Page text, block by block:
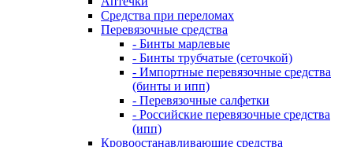
Средства при переломах
Перевязочные средства
- Бинты марлевые
- Бинты трубчатые (сеточкой)
- Импортные перевязочные средства
(бинты и ипп)
- Перевязочные салфетки
- Российские перевязочные средства
(ипп)
Кровоостанавливающие средства